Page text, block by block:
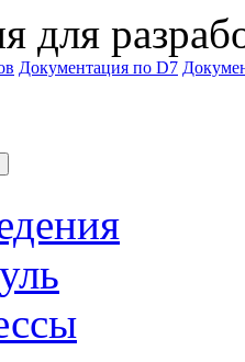
для
Документация по D7